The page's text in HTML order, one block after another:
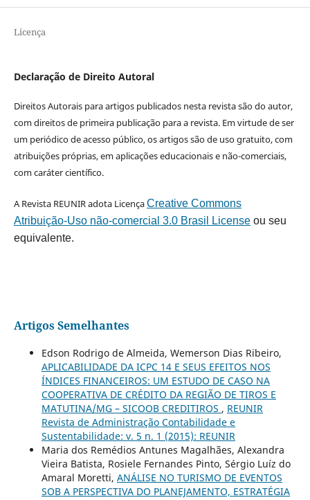
Licença
Declaração de Direito Autoral
Direitos Autorais para artigos publicados nesta revista são do autor,
com direitos de primeira publicação para a revista. Em virtude de ser
um periódico de acesso público, os artigos são de uso gratuito, com
atribuições próprias, em aplicações educacionais e não-comerciais,
com caráter científico.
A Revista REUNIR adota LicençaCreative Commons
Atribuição-Uso não-comercial 3.0 Brasil Licenseou seu
equivalente.
Artigos Semelhantes
Edson Rodrigo de Almeida, Wemerson Dias Ribeiro,
APLICABILIDADE DA ICPC 14 E SEUS EFEITOS NOS
ÍNDICES FINANCEIROS: UM ESTUDO DE CASO NA
COOPERATIVA DE CRÉDITO DA REGIÃO DE TIROS E
MATUTINA/MG – SICOOB CREDITIROS , REUNIR
Revista de Administração Contabilidade e
Sustentabilidade: v. 5 n. 1 (2015): REUNIR
Maria dos Remédios Antunes Magalhães, Alexandra
Vieira Batista, Rosiele Fernandes Pinto, Sérgio Luíz do
Amaral Moretti, ANÁLISE NO TURISMO DE EVENTOS
SOB A PERSPECTIVA DO PLANEJAMENTO, ESTRATÉGIA